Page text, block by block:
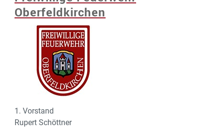
Oberfeldkirchen
1. Vorstand
Rupert Schöttner